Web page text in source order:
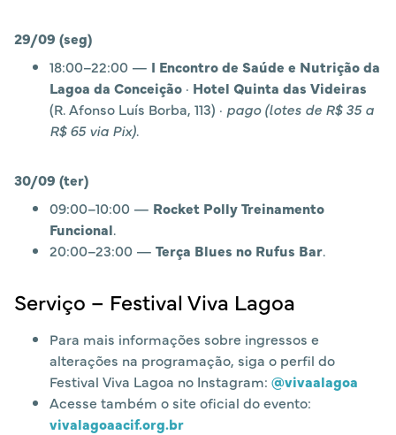
29/09 (seg)
18:00–22:00 — I Encontro de Saúde e Nutrição da
Lagoa da Conceição · Hotel Quinta das Videiras
(R. Afonso Luís Borba, 113) · pago (lotes de R$ 35 a
R$ 65 via Pix).
30/09 (ter)
09:00–10:00 — Rocket Polly Treinamento
Funcional.
20:00–23:00 — Terça Blues no Rufus Bar.
Serviço – Festival Viva Lagoa
Para mais informações sobre ingressos e
alterações na programação, siga o perfil do
Festival Viva Lagoa no Instagram: @vivaalagoa
Acesse também o site oficial do evento:
vivalagoaacif.org.br